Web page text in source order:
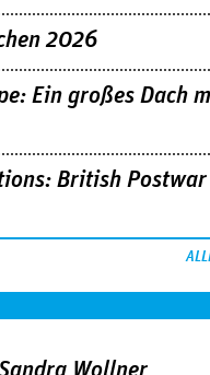
2026
Ein großes Dach
British Postwar
Wollner